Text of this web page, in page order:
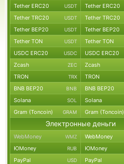
Tether ERC20 USDT Tether ERC20
Tether TRC20 USDT Tether TRC20
Tether BEP20 USDT Tether BEP20
Tether TON USDT Tether TON
USDC ERC20 USDC USDC ERC20
Zcash ZEC Zcash
TRON TRX TRON
BNB BEP20 BNB BNB BEP20
Solana SOL Solana
Gram (Toncoin) GRAM Gram (Toncoin)
Электронные деньги
WebMoney WMZ WebMoney
ЮMoney RUB ЮMoney
PayPal USD PayPal